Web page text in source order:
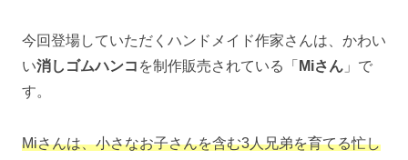
今回登場していただくハンドメイド作家さんは、かわい
い消しゴムハンコ を制作販売されている「 Miさん 」で
す。
Miさんは、小さなお子さんを含む3人兄弟を育てる忙し